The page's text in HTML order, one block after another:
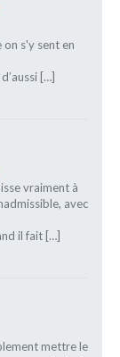
s'y sent en
[…]
vraiment à
avec
il fait […]
mettre le